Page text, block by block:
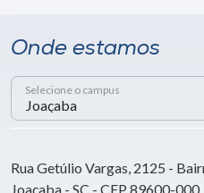
Onde estamos
Selecione o campus
Rua Getúlio Vargas, 2125 -
Joaçaba - SC - CEP 89600-000